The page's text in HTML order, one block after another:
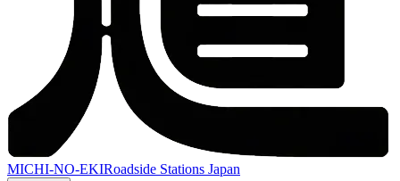
MICHI-NO-EKIRoadside Stations Japan